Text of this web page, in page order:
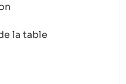
la table